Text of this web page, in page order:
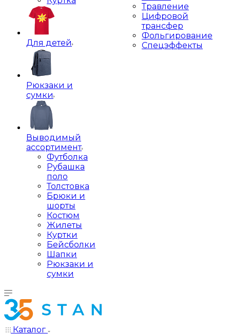
Для детей
Рюкзаки и
сумки
Выводимый
ассортимент
Футболка
Рубашка
поло
Толстовка
Брюки и
шорты
Костюм
Жилеты
Куртки
Бейсболки
Шапки
Рюкзаки и
сумки
Травление
Цифровой
трансфер
Фольгирование
Спецэффекты
Каталог